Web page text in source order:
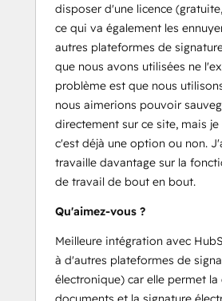
disposer d'une licence
ce qui va également les
autres plateformes de
que nous avons utilisées ne
problème est que nous
nous aimerions pouvoir
directement sur ce site, mais je
c'est déjà une option ou non.
travaille davantage sur la
de travail de bout en bout.
Qu'aimez-vous ?
Meilleure intégration avec
à d'autres plateformes de
électronique) car elle permet